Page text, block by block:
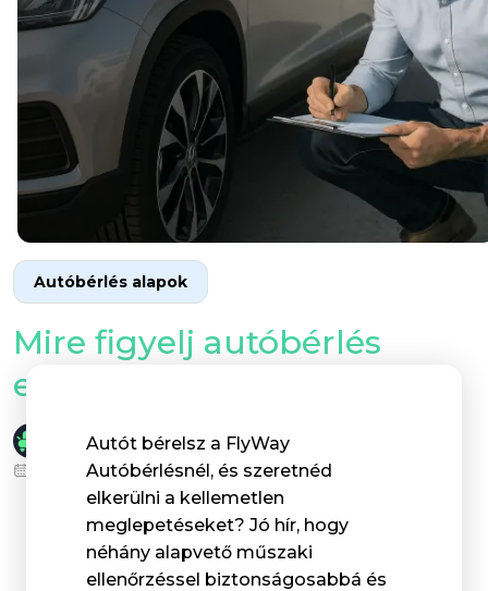
Autóbérlés alapok
Mire figyelj autóbérlés
előtt?
Varga Jácint
2025-09-12 476 megtekintés
Autót bérelsz a FlyWay
Autóbérlésnél, és szeretnéd
elkerülni a kellemetlen
meglepetéseket? Jó hír, hogy
néhány alapvető műszaki
ellenőrzéssel biztonságosabbá és